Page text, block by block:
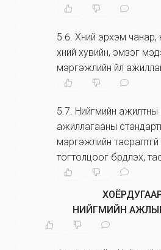
5.6. Хүний эрхэм чанар,
хүний хувийн, эмзэг
мэргэжлийн үйл
5.7. Нийгмийн ажилтны
ажиллагааны
мэргэжлийн
тогтолцоог бүрдүүлэх,
НИЙГМИЙН